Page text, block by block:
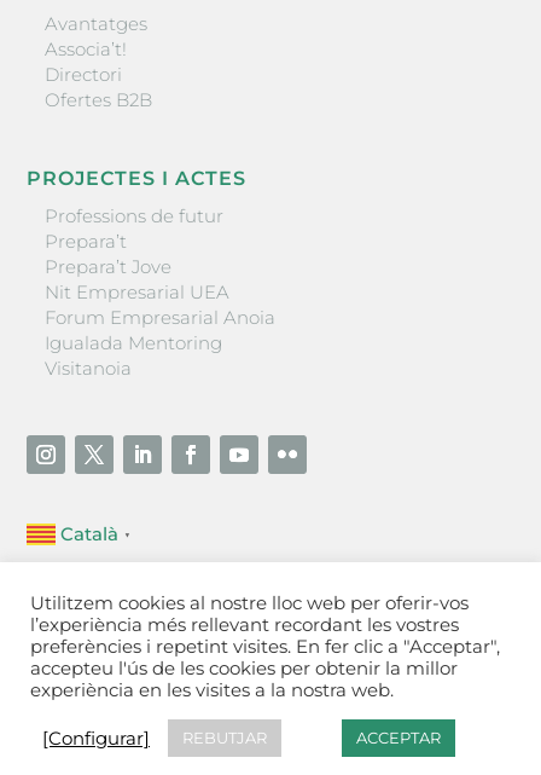
Avantatges
Associa’t!
Directori
Ofertes B2B
PROJECTES I ACTES
Professions de futur
Prepara’t
Prepara’t Jove
Nit Empresarial UEA
Forum Empresarial Anoia
Igualada Mentoring
Visitanoia
Català ▼
Unió Empresarial de l’Anoia (UEA)
Ctra. de Manresa, 131, 08700 – Igualada(Barcelona)
Tel 93 805 22 92
Contactar
de cookies [Configurar]
Fet a Igualada per Aladetres
Utilitzem cookies al nostre lloc web per oferir-vos
l’experiència més rellevant recordant les vostres
preferències i repetint visites. En fer clic a "Acceptar",
accepteu l'ús de les cookies per obtenir la millor
experiència en les visites a la nostra web.
[Configurar] REBUTJAR ACCEPTAR